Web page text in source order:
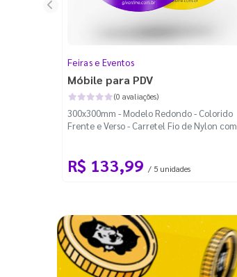
Feiras e Eventos
Móbile para PDV
(0 avaliações)
300x300mm - Modelo Redondo - Colorido
Frente e Verso - Carretel Fio de Nylon com
R$ 133,99 / 5 unidades